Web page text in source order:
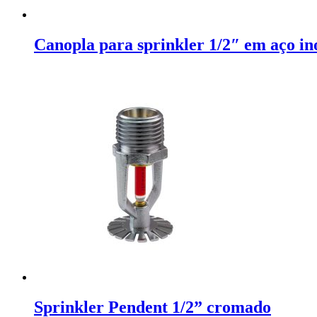
Canopla para sprinkler 1/2″ em aço
Sprinkler Pendent 1/2” cromado